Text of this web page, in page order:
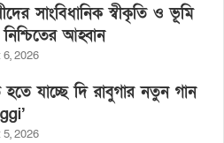
সাংবিধানিক স্বীকৃতি ও ভূমি
আহ্বান
2026
হতে যাচ্ছে দি রাবুগার নতুন গান
2026